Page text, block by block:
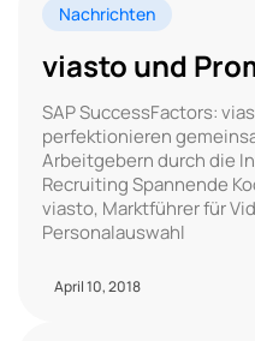
Nachrichten
viasto und
SAP SuccessFactors:
perfektionieren
Arbeitgebern durch die
Recruiting Spannende
viasto, Marktführer für
Personalauswahl
April 10, 2018